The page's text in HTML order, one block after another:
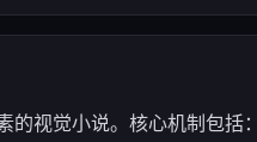
的视觉小说。核心机制包括